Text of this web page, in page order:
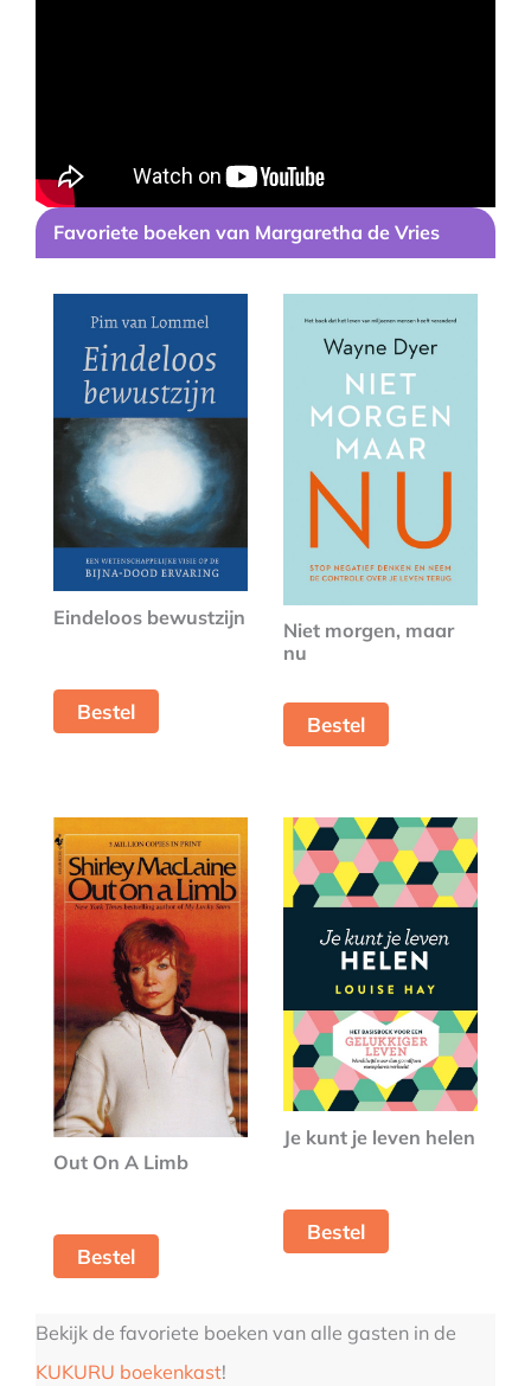
Favoriete boeken van Margaretha de Vries
Eindeloos bewustzijn
Bestel
Niet morgen, maar
nu
Bestel
Out On A Limb
Bestel
Je kunt je leven helen
Bestel
Bekijk de favoriete boeken van alle gasten in de
KUKURU boekenkast!